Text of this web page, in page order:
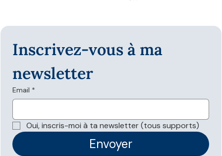
nécessaires pour apparaître dans les
réponses IA ?
Inscrivez-vous à ma
newsletter
Email *
Oui, inscris-moi à ta newsletter (tous supports)
Envoyer